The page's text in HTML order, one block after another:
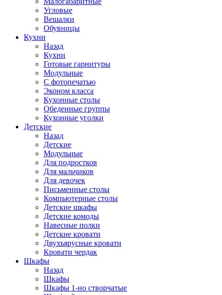
Угловые
Вешалки
Обувницы
Кухни
Назад
Кухни
Готовые гарнитуры
Модульные
С фотопечатью
Эконом класса
Кухонные столы
Обеденные группы
Кухонные уголки
Детские
Назад
Детские
Модульные
Для подростков
Для мальчиков
Для девочек
Письменные столы
Компьютерные столы
Детские шкафы
Детские комоды
Навесные полки
Детские кровати
Двухъярусные кровати
Кровати чердак
Шкафы
Назад
Шкафы
Шкафы 1-но створчатые